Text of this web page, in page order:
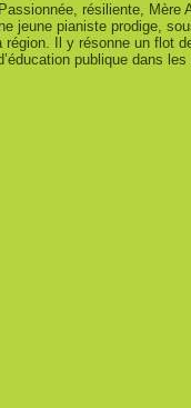
résiliente,
jeune pianiste prodige,
Il y résonne un flot
publique dans